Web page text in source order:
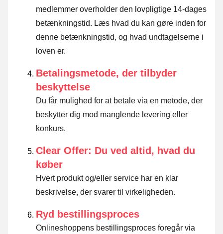
medlemmer overholder den lovpligtige 14-dages
betænkningstid. Læs hvad du kan gøre inden for
denne betænkningstid, og hvad undtagelserne i
loven er.
Betalingsmetode, der tilbyder
beskyttelse
Du får mulighed for at betale via en metode, der
beskytter dig mod manglende levering eller
konkurs.
Clear Offer: Du ved altid, hvad du
køber
Hvert produkt og/eller service har en klar
beskrivelse, der svarer til virkeligheden.
Ryd bestillingsproces
Onlineshoppens bestillingsproces foregår via